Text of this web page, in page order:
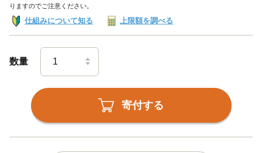
りますのでご注意ください。
仕組みについて知る 上限額を調べる
数量
寄付する